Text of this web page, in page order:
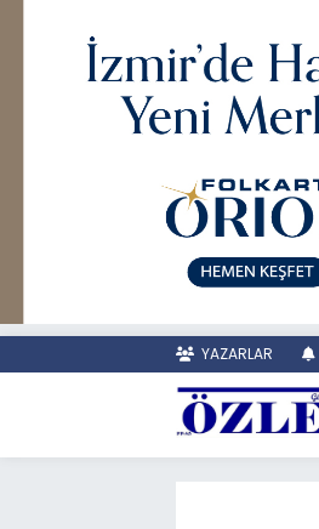
YAZARLAR